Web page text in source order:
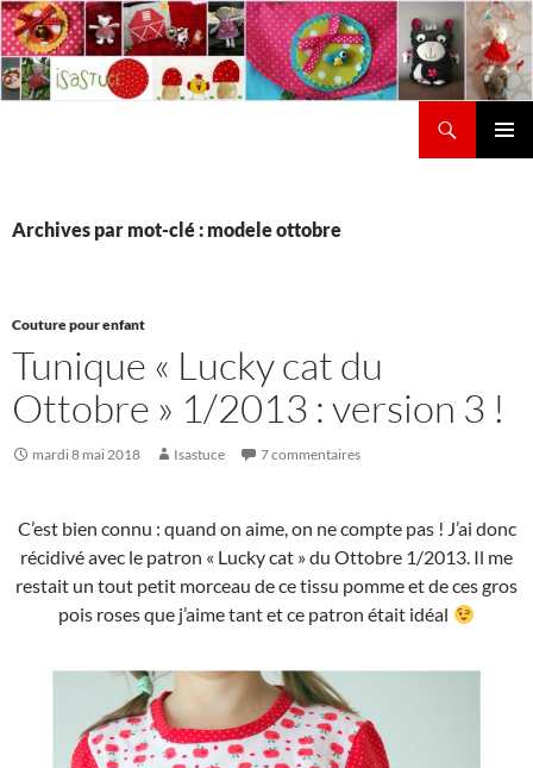
Aller
au
contenu
Archives par mot-clé : modele ottobre
Couture pour enfant
Tunique « Lucky cat du
Ottobre » 1/2013 : version 3 !
mardi 8 mai 2018 Isastuce 7 commentaires
C’est bien connu : quand on aime, on ne compte pas ! J’ai donc
récidivé avec le patron « Lucky cat » du Ottobre 1/2013. Il me
restait un tout petit morceau de ce tissu pomme et de ces gros
pois roses que j’aime tant et ce patron était idéal